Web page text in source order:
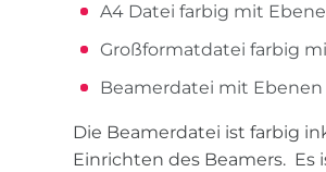
A4 Datei farbig mit
Großformatdatei farbig
Beamerdatei mit Ebenen
Die Beamerdatei ist farbig
Einrichten des Beamers. Es